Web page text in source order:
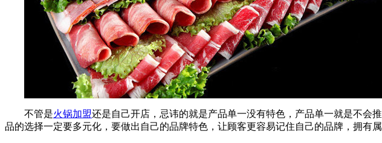
不管是火锅加盟还是自己开店，忌讳的就是产品单一没有特色，产品单一就是不会
品的选择一定要多元化，要做出自己的品牌特色，让顾客更容易记住自己的品牌，拥有